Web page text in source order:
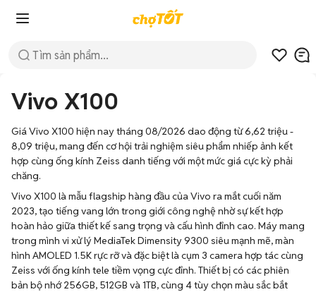
Vivo X100
Giá Vivo X100 hiện nay tháng 08/2026 dao động từ 6,62 triệu -
8,09 triệu, mang đến cơ hội trải nghiệm siêu phẩm nhiếp ảnh kết
hợp cùng ống kính Zeiss danh tiếng với một mức giá cực kỳ phải
chăng.
Vivo X100 là mẫu flagship hàng đầu của Vivo ra mắt cuối năm
2023, tạo tiếng vang lớn trong giới công nghệ nhờ sự kết hợp
hoàn hảo giữa thiết kế sang trọng và cấu hình đỉnh cao. Máy mang
trong mình vi xử lý MediaTek Dimensity 9300 siêu mạnh mẽ, màn
hình AMOLED 1.5K rực rỡ và đặc biệt là cụm 3 camera hợp tác cùng
Zeiss với ống kính tele tiềm vọng cực đỉnh. Thiết bị có các phiên
bản bộ nhớ 256GB, 512GB và 1TB, cùng 4 tùy chọn màu sắc bắt